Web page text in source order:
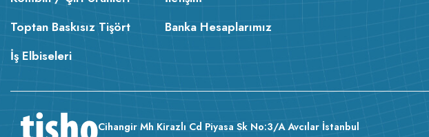
Toptan Baskısız Tişört
İş Elbiseleri
Banka Hesaplarımız
Cihangir Mh Kirazlı Cd Piyasa Sk No:3/A Avcılar İstanbul